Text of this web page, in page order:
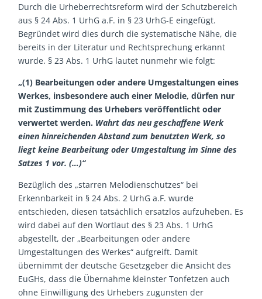
Durch die Urheberrechtsreform wird der Schutzbereich
aus § 24 Abs. 1 UrhG a.F. in § 23 UrhG-E eingefügt.
Begründet wird dies durch die systematische Nähe, die
bereits in der Literatur und Rechtsprechung erkannt
wurde. § 23 Abs. 1 UrhG lautet nunmehr wie folgt:
„(1) Bearbeitungen oder andere Umgestaltungen eines
Werkes, insbesondere auch einer Melodie, dürfen nur
mit Zustimmung des Urhebers veröffentlicht oder
verwertet werden. Wahrt das neu geschaffene Werk
einen hinreichenden Abstand zum benutzten Werk, so
liegt keine Bearbeitung oder Umgestaltung im Sinne des
Satzes 1 vor. (…)“
Bezüglich des „starren Melodienschutzes“ bei
Erkennbarkeit in § 24 Abs. 2 UrhG a.F. wurde
entschieden, diesen tatsächlich ersatzlos aufzuheben. Es
wird dabei auf den Wortlaut des § 23 Abs. 1 UrhG
abgestellt, der „Bearbeitungen oder andere
Umgestaltungen des Werkes“ aufgreift. Damit
übernimmt der deutsche Gesetzgeber die Ansicht des
EuGHs, dass die Übernahme kleinster Tonfetzen auch
ohne Einwilligung des Urhebers zugunsten der